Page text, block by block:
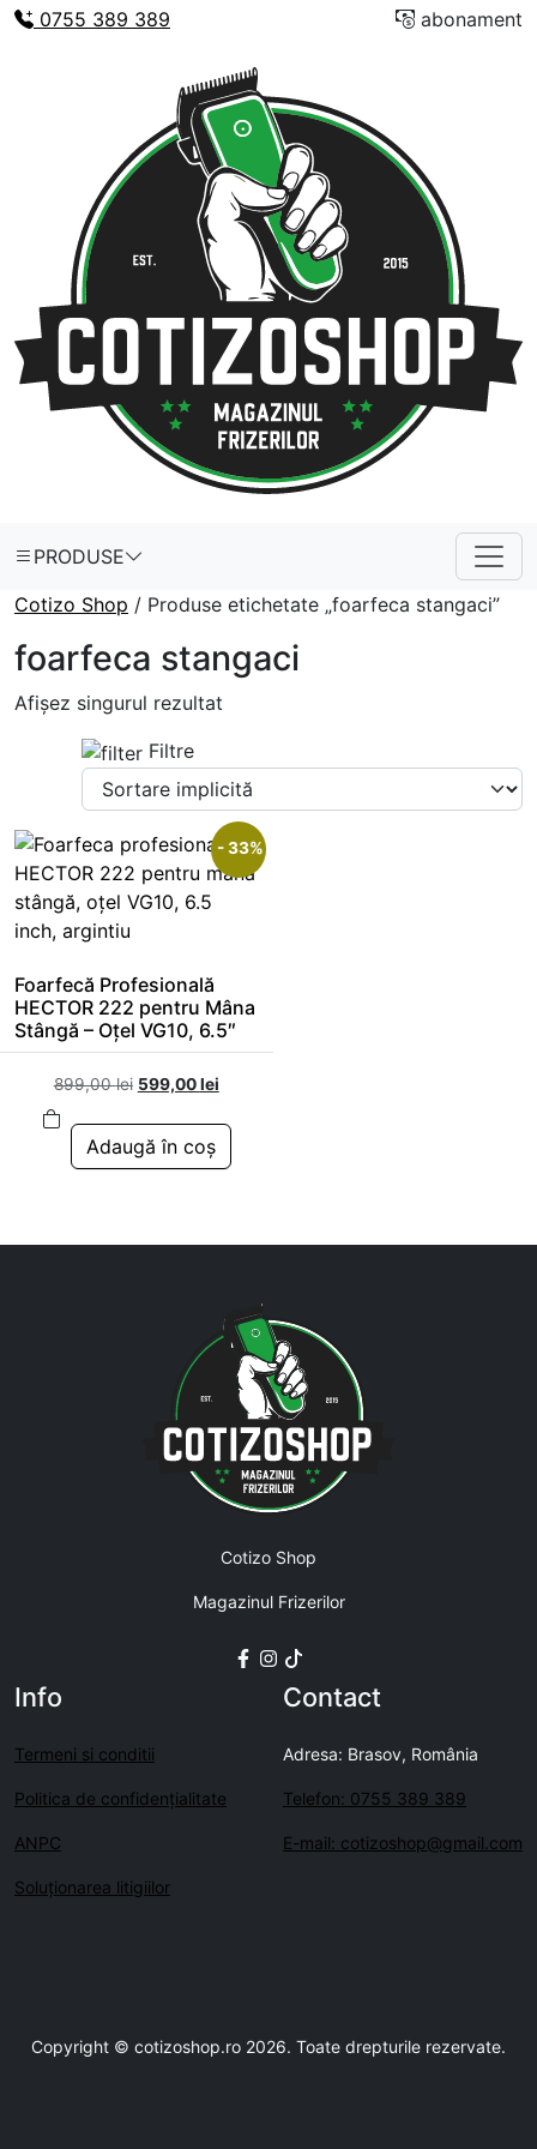
0755 389 389 abonament
PRODUSE
Cotizo Shop / Produse etichetate „foarfeca stangaci”
foarfeca stangaci
Afișez singurul rezultat
Filtre
- 33%
Foarfecă Profesională
HECTOR 222 pentru Mâna
Stângă – Oțel VG10, 6.5″
899,00lei Prețul inițial a fost: 899,00 lei.
599,00leiPrețul curent este: 599,00 lei.
Adaugă în coș
Cotizo Shop
Magazinul Frizerilor
Info
Termeni si conditii
Politica de confidenţialitate
ANPC
Soluționarea litigiilor
Contact
Adresa: Brasov, România
Telefon: 0755 389 389
E-mail: cotizoshop@gmail.com
Copyright © cotizoshop.ro 2026. Toate drepturile rezervate.